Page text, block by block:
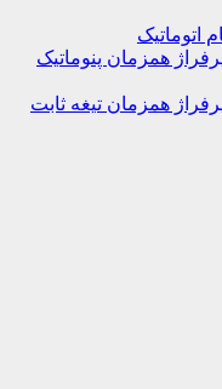
اتوماتیک
همزمان پنوماتیک
همزمان تیغه ثابت